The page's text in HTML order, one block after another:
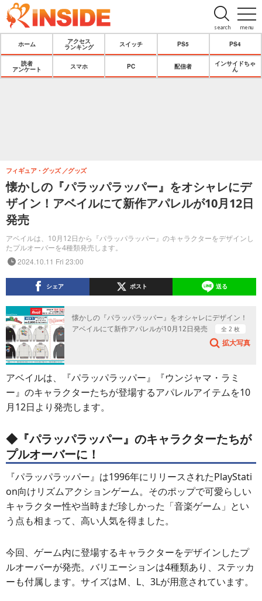
menu
search
ホーム
アクセス
ランキング
スイッチ PS5 PS4
読者
アンケート
スマホ PC 配信者
インサイドちゃ
ん
懐かしの『パラッパラッパー』をオシャレにデ
ザイン！アベイルにて新作アパレルが10月12日
発売
アベイルは、10月12日から『パラッパラッパー』のキャラクターをデザインし
たプルオーバーを4種類発売します。
フィギュア・グッズ グッズ
2024.10.11 Fri 23:00
シェア ポスト 送る
懐かしの『パラッパラッパー』をオシャレにデザイン！
アベイルにて新作アパレルが10月12日発売
全 2 枚
拡大写真
アベイルは、『パラッパラッパー』『ウンジャマ・ラミ
ー』のキャラクターたちが登場するアパレルアイテムを10
月12日より発売します。
◆『パラッパラッパー』のキャラクターたちが
プルオーバーに！
『パラッパラッパー』は1996年にリリースされたPlayStati
on向けリズムアクションゲーム。そのポップで可愛らしい
キャラクター性や当時まだ珍しかった「音楽ゲーム」とい
う点も相まって、高い人気を得ました。
今回、ゲーム内に登場するキャラクターをデザインしたプ
ルオーバーが発売。バリエーションは4種類あり、ステッカ
ーも付属します。サイズはM、L、3Lが用意されています。